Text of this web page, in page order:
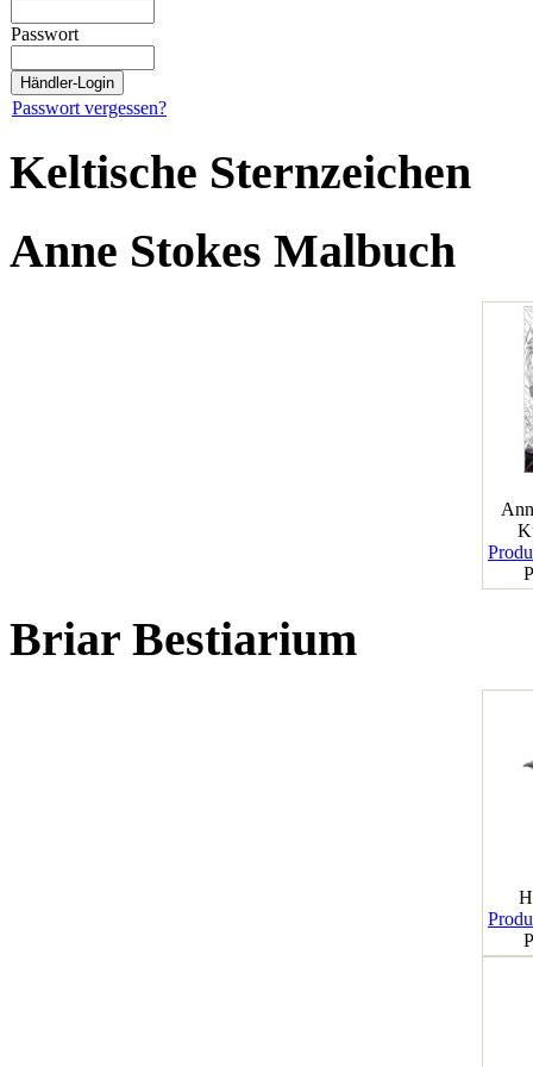
Passwort
Passwort vergessen?
Keltische Sternzeichen
Anne Stokes Malbuch
Briar Bestiarium